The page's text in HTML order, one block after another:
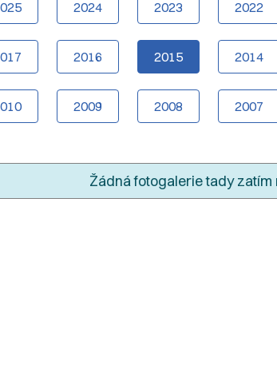
2024 2023 2022
2016 2015 2014
2009 2008 2007
Žádná fotogalerie tady zatím